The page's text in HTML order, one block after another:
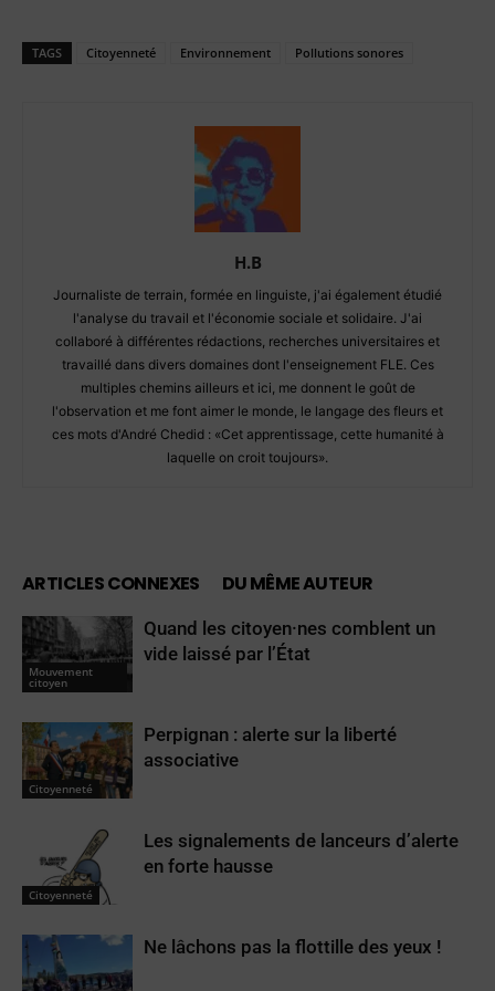
TAGS Citoyenneté Environnement Pollutions sonores
H.B
Journaliste de terrain, formée en linguiste, j'ai également étudié
l'analyse du travail et l'économie sociale et solidaire. J'ai
collaboré à différentes rédactions, recherches universitaires et
travaillé dans divers domaines dont l'enseignement FLE. Ces
multiples chemins ailleurs et ici, me donnent le goût de
l'observation et me font aimer le monde, le langage des fleurs et
ces mots d'André Chedid : «Cet apprentissage, cette humanité à
laquelle on croit toujours».
ARTICLES CONNEXES DU MÊME AUTEUR
Mouvement
citoyen
Quand les citoyen·nes comblent un
vide laissé par l’État
Citoyenneté
Perpignan : alerte sur la liberté
associative
Citoyenneté
Les signalements de lanceurs d’alerte
en forte hausse
Ne lâchons pas la flottille des yeux !